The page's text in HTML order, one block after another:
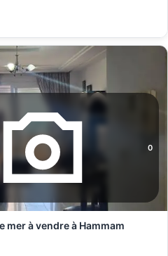
0
mer à vendre à Hammam